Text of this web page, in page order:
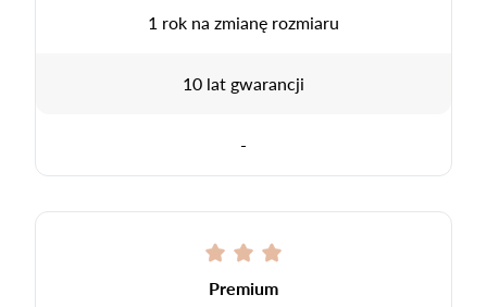
1 rok na zmianę rozmiaru
10 lat gwarancji
-
Premium